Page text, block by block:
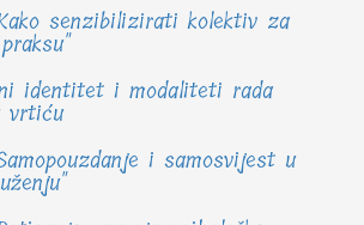
senzibilizirati kolektiv za
identitet i modaliteti rada
vrtiću
i samosvijest u